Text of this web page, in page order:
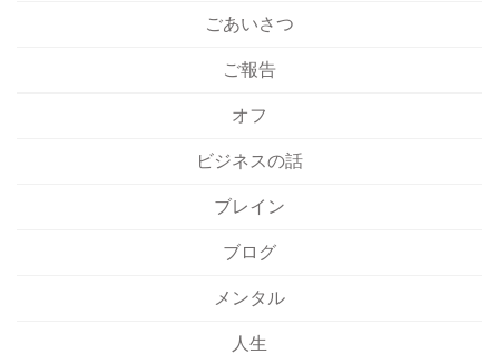
ごあいさつ
ご報告
オフ
ビジネスの話
ブレイン
ブログ
メンタル
人生